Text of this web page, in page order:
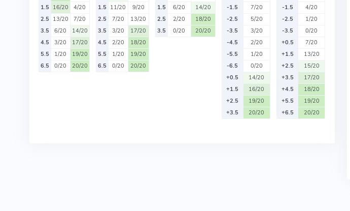
1.5 16/20
4/20
2.5 13/20
7/20
3.5
6/20
14/20
4.5
3/20
17/20
5.5
1/20
19/20
6.5
0/20 20/20
1.5 11/20
9/20
2.5
7/20
13/20
3.5
3/20
17/20
4.5
2/20
18/20
5.5
1/20
19/20
6.5
0/20 20/20
1.5
6/20
14/20
2.5
2/20
18/20
3.5
0/20 20/20
-1.5
7/20
-2.5
5/20
-3.5
3/20
-4.5
2/20
-5.5
1/20
-6.5
0/20
+0.5
14/20
+1.5
16/20
+2.5
19/20
+3.5
20/20
-1.5
4/20
-2.5
1/20
-3.5
0/20
+0.5
7/20
+1.5
13/20
+2.5
15/20
+3.5
17/20
+4.5
18/20
+5.5
19/20
+6.5
20/20